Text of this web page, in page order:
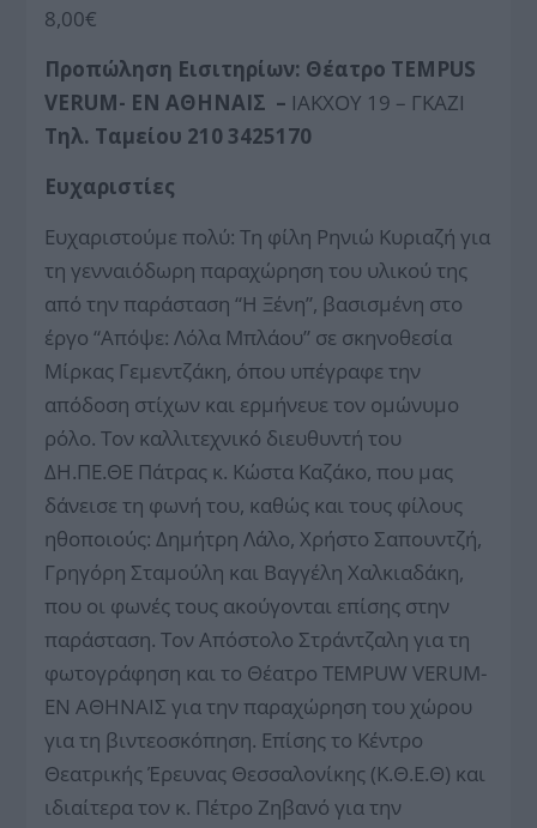
8,00€
Προπώληση Εισιτηρίων: Θέατρο TEMPUS
VERUM- ΕΝ ΑΘΗΝΑΙΣ – ΙΑΚΧΟΥ 19 – ΓΚΑΖΙ
Τηλ. Ταμείου 210 3425170
Ευχαριστίες
Ευχαριστούμε πολύ: Τη φίλη Ρηνιώ Κυριαζή για
τη γενναιόδωρη παραχώρηση του υλικού της
από την παράσταση “Η Ξένη”, βασισμένη στο
έργο “Απόψε: Λόλα Μπλάου” σε σκηνοθεσία
Μίρκας Γεμεντζάκη, όπου υπέγραφε την
απόδοση στίχων και ερμήνευε τον ομώνυμο
ρόλο. Τον καλλιτεχνικό διευθυντή του
ΔΗ.ΠΕ.ΘΕ Πάτρας κ. Κώστα Καζάκο, που μας
δάνεισε τη φωνή του, καθώς και τους φίλους
ηθοποιούς: Δημήτρη Λάλο, Χρήστο Σαπουντζή,
Γρηγόρη Σταμούλη και Βαγγέλη Χαλκιαδάκη,
που οι φωνές τους ακούγονται επίσης στην
παράσταση. Τον Απόστολο Στράντζαλη για τη
φωτογράφηση και το Θέατρο TEMPUW VERUM-
ΕΝ ΑΘΗΝΑΙΣ για την παραχώρηση του χώρου
για τη βιντεοσκόπηση. Επίσης το Κέντρο
Θεατρικής Έρευνας Θεσσαλονίκης (Κ.Θ.Ε.Θ) και
ιδιαίτερα τον κ. Πέτρο Ζηβανό για την